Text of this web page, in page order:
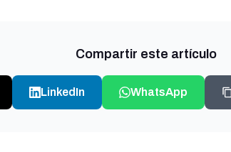
Compartir este artículo
LinkedIn WhatsApp